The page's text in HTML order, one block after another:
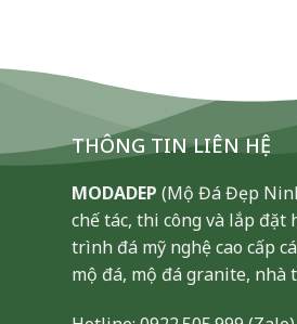
THÔNG TIN LIÊN HỆ
MODADEP (Mộ Đá Đẹp
chế tác, thi công và lắp đặt
trình đá mỹ nghệ cao cấp
mộ đá, mộ đá granite, nhà